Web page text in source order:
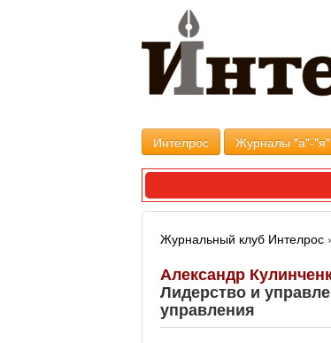
Интелрос Журналы "а"-"я"
Журнальный клуб Интелрос
Александр
Лидерство и
управления